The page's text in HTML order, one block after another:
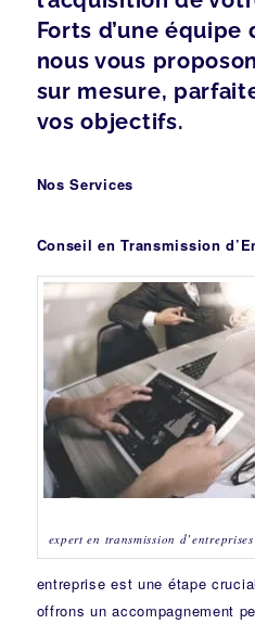
Forts d’une équipe
nous vous
sur mesure,
vos objectifs.
Nos Services
Conseil en Transmission
expert en transmission
entreprise est une étape
offrons un accompagnement